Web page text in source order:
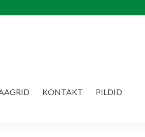
KONTAKT
PILDID